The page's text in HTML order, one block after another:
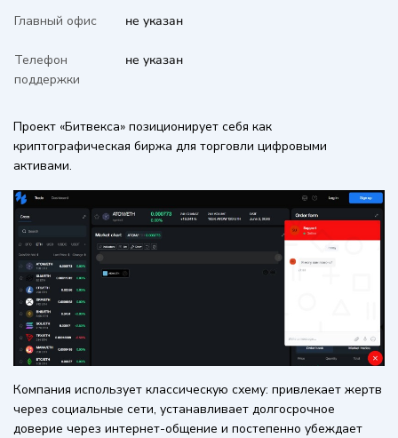
Главный офис не указан
Телефон
поддержки
не указан
Проект «Битвекса» позиционирует себя как
криптографическая биржа для торговли цифровыми
активами.
Компания использует классическую схему: привлекает жертв
через социальные сети, устанавливает долгосрочное
доверие через интернет-общение и постепенно убеждает